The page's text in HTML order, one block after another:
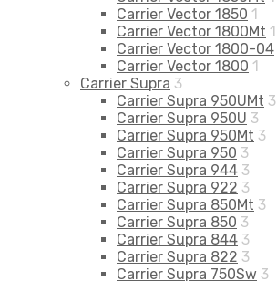
Carrier Vector 1850 1
Carrier Vector 1800Mt 1
Carrier Vector 1800-04
Carrier Vector 1800 1
Carrier Supra 3
Carrier Supra 950UMt 3
Carrier Supra 950U 3
Carrier Supra 950Mt 3
Carrier Supra 950 3
Carrier Supra 944 3
Carrier Supra 922 3
Carrier Supra 850Mt 3
Carrier Supra 850 3
Carrier Supra 844 3
Carrier Supra 822 3
Carrier Supra 750Sw 3